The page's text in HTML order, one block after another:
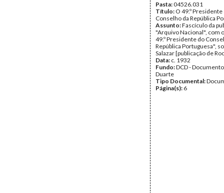
Pasta:04526.031
Título: O 49.º Presidente
Conselho da República
Assunto:Fascículo da
"Arquivo Nacional", com
49.º Presidente do
República Portuguesa",
Salazar [publicação de
Data: c. 1932
Fundo:DCD -
Duarte
Tipo Documental:
Página(s): 6